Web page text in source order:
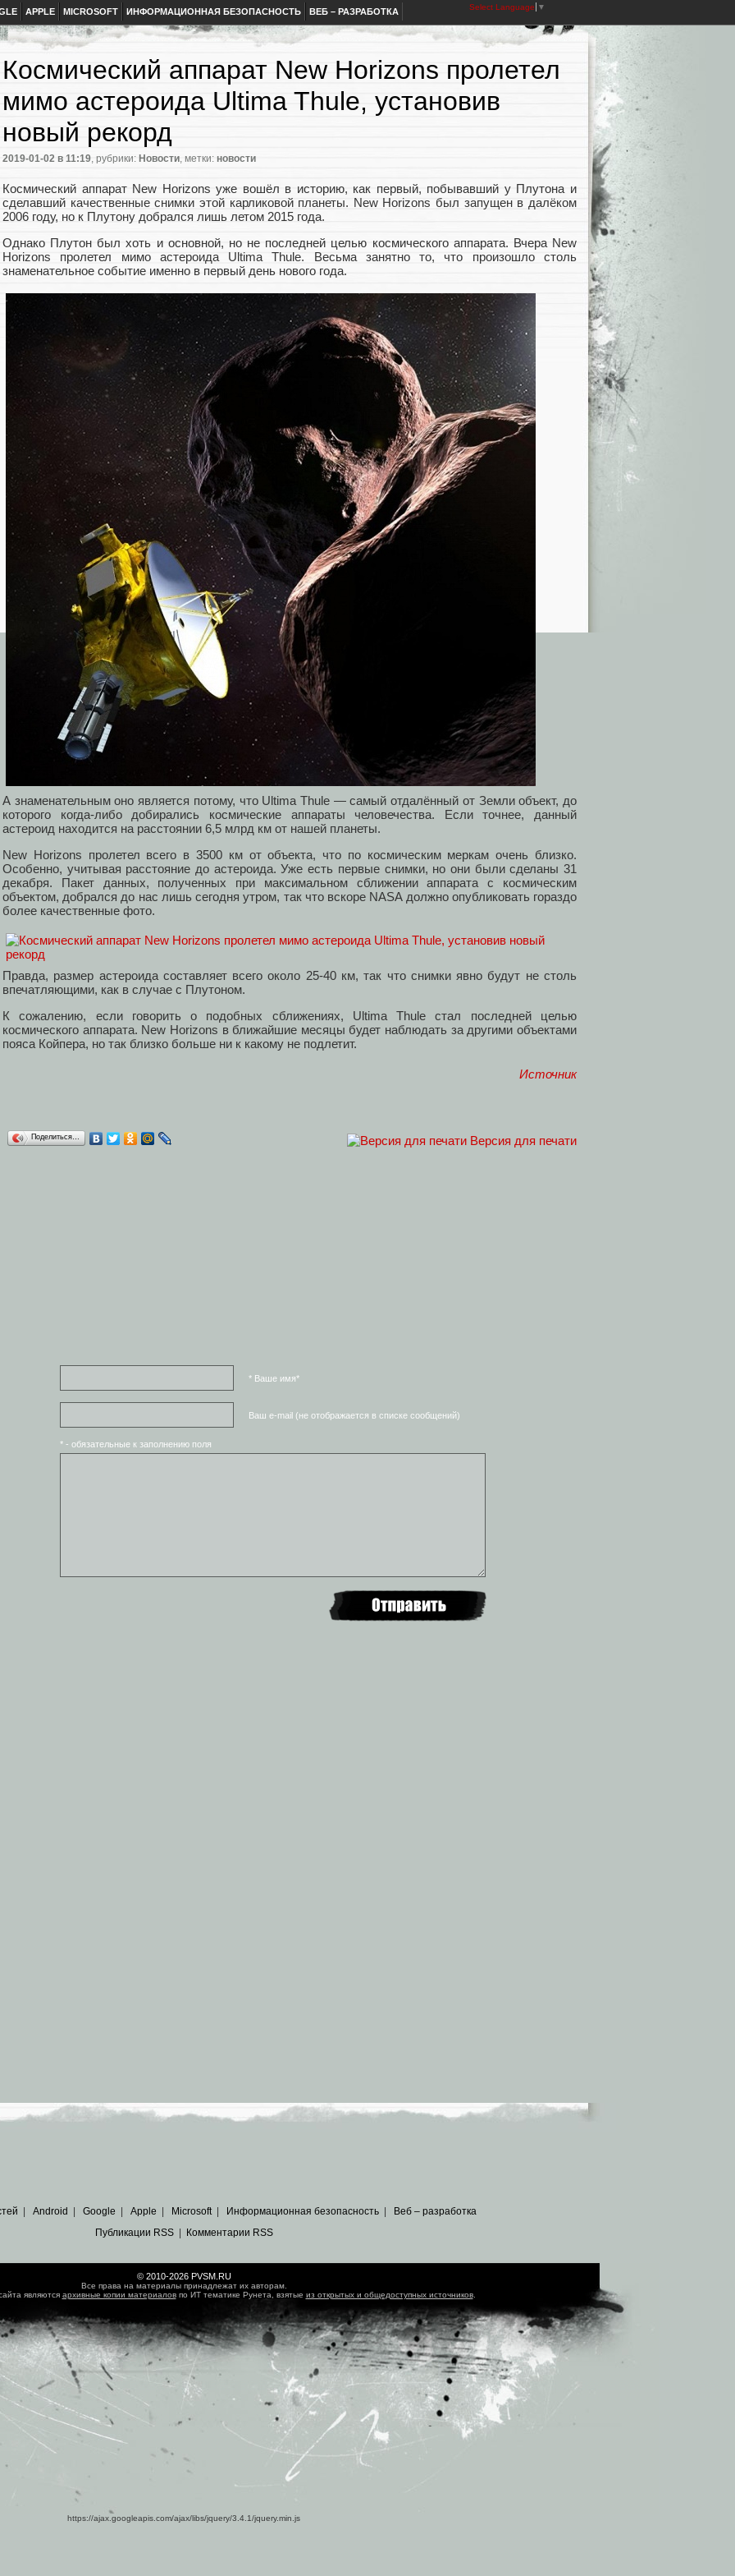
APPLE MICROSOFT ИНФОРМАЦИОННАЯ БЕЗОПАСНОСТЬ ВЕБ – РАЗРАБОТКА Select Language ▼
Космический аппарат New Horizons пролетел
мимо астероида Ultima Thule, установив
новый рекорд
2019-01-02 в 11:19, рубрики: Новости, метки: новости
Космический аппарат New Horizons уже вошёл в историю, как первый, побывавший у Плутона и
сделавший качественные снимки этой карликовой планеты. New Horizons был запущен в далёком
2006 году, но к Плутону добрался лишь летом 2015 года.
Однако Плутон был хоть и основной, но не последней целью космического аппарата. Вчера New
Horizons пролетел мимо астероида Ultima Thule. Весьма занятно то, что произошло столь
знаменательное событие именно в первый день нового года.
А знаменательным оно является потому, что Ultima Thule — самый отдалённый от Земли объект, до
которого когда-либо добирались космические аппараты человечества. Если точнее, данный
астероид находится на расстоянии 6,5 млрд км от нашей планеты.
New Horizons пролетел всего в 3500 км от объекта, что по космическим меркам очень близко.
Особенно, учитывая расстояние до астероида. Уже есть первые снимки, но они были сделаны 31
декабря. Пакет данных, полученных при максимальном сближении аппарата с космическим
объектом, добрался до нас лишь сегодня утром, так что вскоре NASA должно опубликовать гораздо
более качественные фото.
Правда, размер астероида составляет всего около 25-40 км, так что снимки явно будут не столь
впечатляющими, как в случае с Плутоном.
К сожалению, если говорить о подобных сближениях, Ultima Thule стал последней целью
космического аппарата. New Horizons в ближайшие месяцы будет наблюдать за другими объектами
пояса Койпера, но так близко больше ни к какому не подлетит.
Источник
Версия для печати
Поделиться…
* Ваше имя*
Ваш e-mail (не отображается в списке сообщений)
* - обязательные к заполнению поля
Android Google Apple Microsoft| Информационная безопасность
Веб – разработка
Публикации RSS| Комментарии RSS
© 2010-2026 PVSM.RU
Все права на материалы принадлежат их авторам.
являются архивные копии материаловпо ИТ тематике Рунета, взятые из открытых и общедоступных источников.
https://ajax.googleapis.com/ajax/libs/jquery/3.4.1/jquery.min.js